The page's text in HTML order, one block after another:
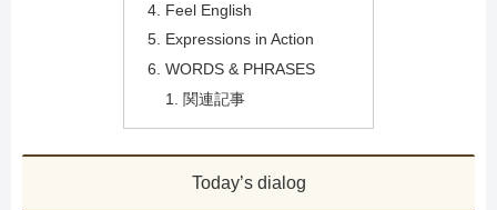
Feel English
Expressions in Action
WORDS & PHRASES
関連記事
Today’s dialog